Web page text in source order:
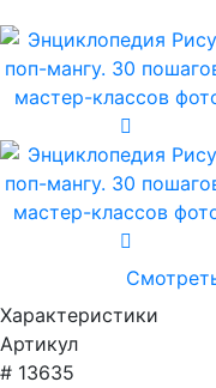
Характеристики
Артикул
# 13635